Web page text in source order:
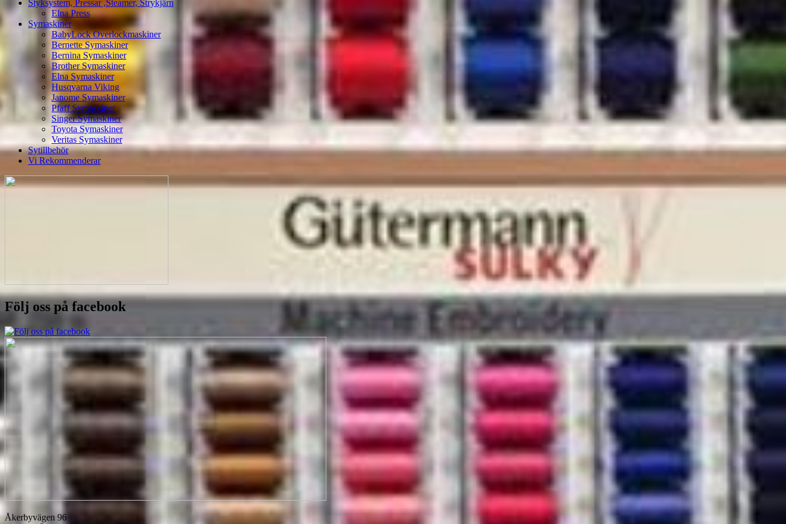
Styksystem, Pressar ,Steamer, Strykjärn
Elna Press
Symaskiner
BabyLock Overlockmaskiner
Bernette Symaskiner
Bernina Symaskiner
Brother Symaskiner
Elna Symaskiner
Husqvarna Viking
Janome Symaskiner
Pfaff Symaskiner
Singer Symaskiner
Toyota Symaskiner
Veritas Symaskiner
Sytillbehör
Vi Rekommenderar
Följ oss på facebook
Åkerbyvägen 96